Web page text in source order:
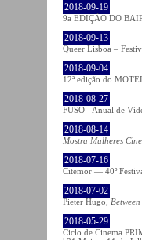
2018-09-19
9a EDIÇÃO DO
2018-09-13
Queer Lisboa –
2018-09-04
12ª edição do
2018-08-27
FUSO - Anual de
2018-08-14
Mostra Mulheres
2018-07-16
Citemor — 40º
2018-07-02
Pieter Hugo,
2018-05-29
Ciclo de Cinema